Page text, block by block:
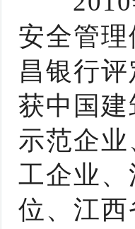
安全管
昌银行
获中国
示范企
工企业
位、江